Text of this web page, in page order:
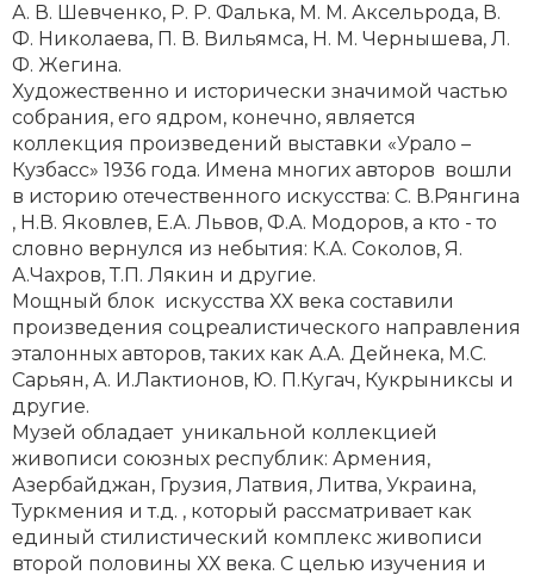
А. В. Шевченко, Р. Р. Фалька, М. М. Аксельрода, В.
Ф. Николаева, П. В. Вильямса, Н. М. Чернышева, Л.
Ф. Жегина.
Художественно и исторически значимой частью
собрания, его ядром, конечно, является
коллекция произведений выставки «Урало –
Кузбасс» 1936 года. Имена многих авторов вошли
в историю отечественного искусства: С. В.Рянгина
, Н.В. Яковлев, Е.А. Львов, Ф.А. Модоров, а кто - то
словно вернулся из небытия: К.А. Соколов, Я.
А.Чахров, Т.П. Лякин и другие.
Мощный блок искусства ХХ века составили
произведения соцреалистического направления
эталонных авторов, таких как А.А. Дейнека, М.С.
Сарьян, А. И.Лактионов, Ю. П.Кугач, Кукрыниксы и
другие.
Музей обладает уникальной коллекцией
живописи союзных республик: Армения,
Азербайджан, Грузия, Латвия, Литва, Украина,
Туркмения и т.д. , который рассматривает как
единый стилистический комплекс живописи
второй половины ХХ века. С целью изучения и